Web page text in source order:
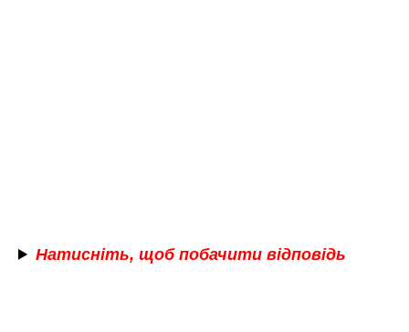
Натисніть, щоб побачити відповідь